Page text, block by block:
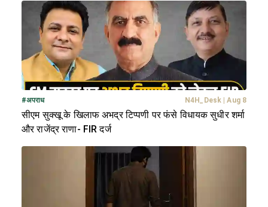
#अपराध N4H_Desk | Aug 8
सीएम सुक्खू के खिलाफ अभद्र टिप्पणी पर फंसे विधायक सुधीर शर्मा
और राजेंद्र राणा- FIR दर्ज